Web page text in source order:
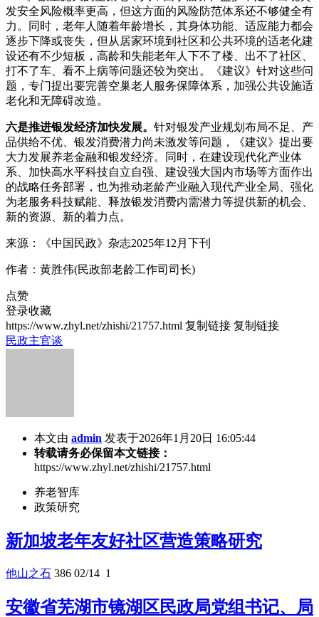
发安全风险概率更高，但这方面的风险防范体系还不够健全有
力。同时，老年人随着年龄增长，其身体功能、适应能力都会
逐步下降或丧失，但从居家环境到社区和公共环境的适老化建
设还有不少短板，高龄和失能老年人下不了楼、出不了社区、
打不了车、看不上病等问题还较为突出。《建议》针对这些问
题，专门提出要完善空巢老人服务保障体系，加强公共设施适
老化和无障碍改造。
六是推进银发经济加快发展。 针对银发产业规划布局不足、产
品供给不优、银发消费潜力尚未激发等问题，《建议》提出要
大力发展养老金融和银发经济。同时，在建设现代化产业体
系、加快高水平科技自立自强、建设强大国内市场等方面作出
的战略任务部署，也为推动老龄产业融入现代产业全局、强化
为老服务科技赋能、释放银发消费内需潜力等提供新的机会、
新的资源、新的着力点。
来源：《中国民政》杂志2025年12月下刊
作者：黄胜伟(民政部老龄工作司司长)
点赞
登录收藏
https://www.zhyl.net/zhishi/21757.html 复制链接 复制链接
民政主官谈
本文由 admin 发表于2026年1月20日 16:05:44
转载请务必保留本文链接：
https://www.zhyl.net/zhishi/21757.html
养老智库
政策研究
新加坡老年友好社区营造策略研究
他山之石 386 02/14 1
安徽省芜湖市镜湖区民政局党组书记、局